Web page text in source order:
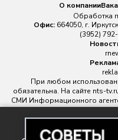
О компании
Обработка
Офис: 664050, г.
(3952)
При любом
обязательна. На сайте nts-
СМИ Информационного
№ ФС 77 - 88763
надзору в сфере связи,